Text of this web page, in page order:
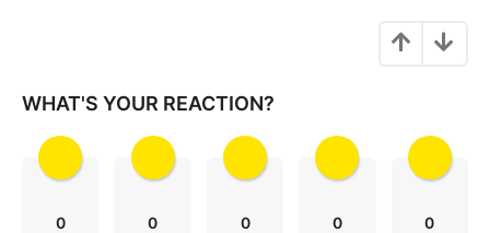
n
WHAT'S YOUR REACTION?
0 0 0 0 0